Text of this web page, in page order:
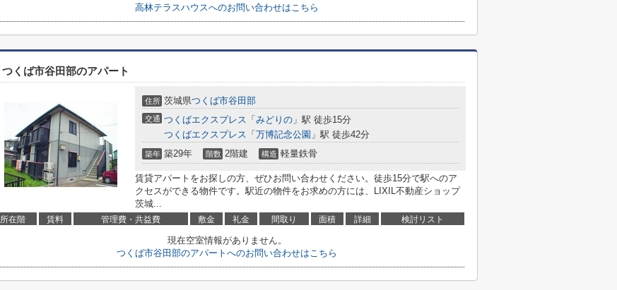
高林テラスハウスへのお問い合わせはこちら
つくば市谷田部のアパート
住所 茨城県つくば市谷田部
交通 つくばエクスプレス 「 みどりの 」駅 徒歩15分
つくばエクスプレス 「 万博記念公園 」駅 徒歩42分
築年 築29年 階数 2階建 構造 軽量鉄骨
賃貸アパートをお探しの方、ぜひお問い合わせください。徒歩15分で駅へのア
クセスができる物件です。駅近の物件をお求めの方には、LIXIL不動産ショップ
茨城...
所在階 賃料 管理費・共益費 敷金 礼金 間取り 面積 詳細 検討リスト
現在空室情報がありません。
つくば市谷田部のアパートへのお問い合わせはこちら